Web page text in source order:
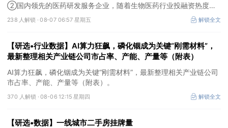
②国内领先的医药研发服务企业，随着生物医药行业投融资热度企
稳回暖，后续实验室业务的毛利拐点值得期待。
238 人解锁 ·08-07 06:57 星期五 解锁全文
【研选•行业数据】AI算力狂飙，磷化铟成为关键“刚需材料”，
最新整理相关产业链公司市占率、产能、产量等（附表）
AI算力狂飙，磷化铟成为关键“刚需材料”，最新整理相关产业链公司
市占率、产能、产量等（附表）。
370 人解锁 ·08-06 12:15 星期四 解锁全文
【研选•数据】一线城市二手房挂牌量